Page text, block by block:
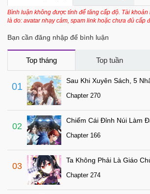
Chapter 40 2 tháng trước
2 tháng trước
Chapter 37 7 tháng trước
Chapter 36
Chapter 35
Chapter 34
Chapter 33 7 tháng trước
Chapter 32
Chapter 31
Chapter 30
Chapter 29 7 tháng trước
Bình luận không được tính để tăng cấp độ. Tài
là do: avatar nhạy cảm, spam link hoặc chưa đủ cấp
Bạn cần đăng nhập để bình luận
Top tháng Top tuần
01
Chapter 270
02
Chiếm Cái Đỉnh Núi Làm
Chapter 166
03
Ta Không Phải Là Giáo
Chapter 274